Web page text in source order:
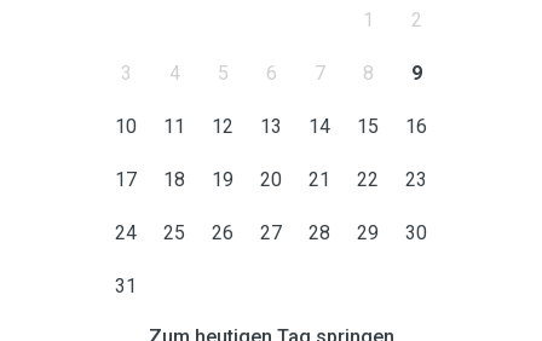
1 2
3 4 5 6 7 8 9
10 11 12 13 14 15 16
17 18 19 20 21 22 23
24 25 26 27 28 29 30
31